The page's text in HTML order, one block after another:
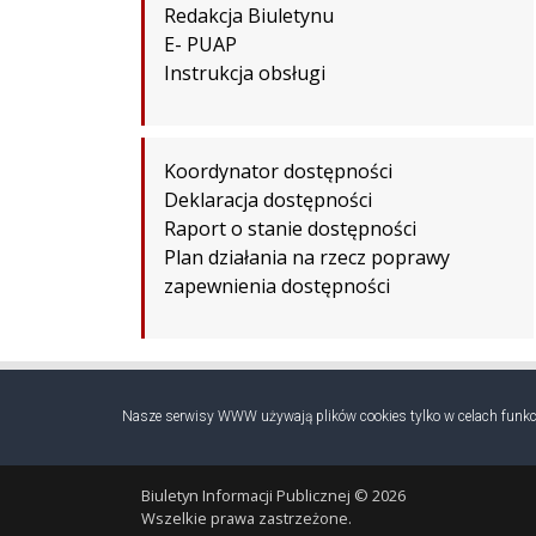
Redakcja Biuletynu
E- PUAP
Instrukcja obsługi
Koordynator dostępności
Deklaracja dostępności
Raport o stanie dostępności
Plan działania na rzecz poprawy
zapewnienia dostępności
Nasze serwisy WWW używają plików cookies tylko w celach
Biuletyn Informacji Publicznej © 2026
Wszelkie prawa zastrzeżone.